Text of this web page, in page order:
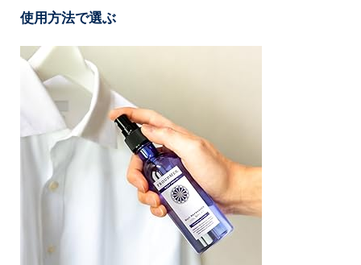
使用方法で選ぶ